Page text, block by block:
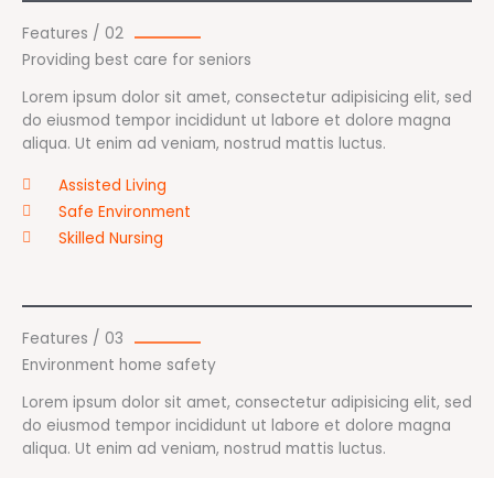
Features / 02
Providing best care for seniors
Lorem ipsum dolor sit amet, consectetur adipisicing elit, sed
do eiusmod tempor incididunt ut labore et dolore magna
aliqua. Ut enim ad veniam, nostrud mattis luctus.
Assisted Living
Safe Environment
Skilled Nursing
Features / 03
Environment home safety
Lorem ipsum dolor sit amet, consectetur adipisicing elit, sed
do eiusmod tempor incididunt ut labore et dolore magna
aliqua. Ut enim ad veniam, nostrud mattis luctus.